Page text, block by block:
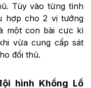
Tùy vào từng tình
hợp cho 2 vị tướng
một con bài cực kì
vừa cung cấp sát
đối thủ.
hình Khổng Lồ